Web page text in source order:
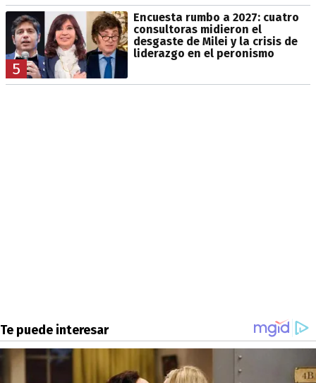
5
Encuesta rumbo a 2027: cuatro
consultoras midieron el
desgaste de Milei y la crisis de
liderazgo en el peronismo